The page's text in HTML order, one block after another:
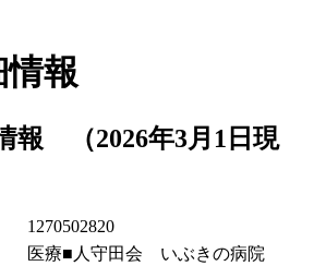
報
報 （2026年3月1日現
1270502820
医療■人守田会 いぶきの病院